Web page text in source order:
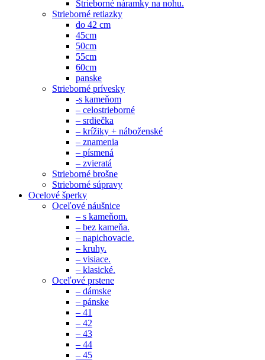
Strieborné náramky na nohu.
Strieborné retiazky
do 42 cm
45cm
50cm
55cm
60cm
panske
Strieborné prívesky
-s kameňom
– celostrieborné
– srdiečka
– krížiky + náboženské
– znamenia
– písmená
– zvieratá
Strieborné brošne
Strieborné súpravy
Ocelové šperky
Oceľové náušnice
– s kameňom.
– bez kameňa.
– napichovacie.
– kruhy.
– visiace.
– klasické.
Oceľové prstene
– dámske
– pánske
– 41
– 42
– 43
– 44
– 45